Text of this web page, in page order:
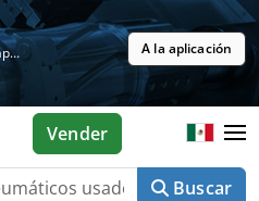
Gratis en la tienda de aplicaciones A la aplicación
Buscar
Vender